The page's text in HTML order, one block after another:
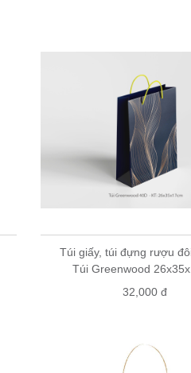
Túi giấy, túi đựng rượu
Túi Greenwood
32,000 đ